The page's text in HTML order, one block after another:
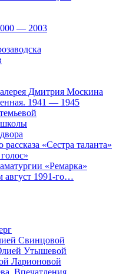
— 2003
Дмитрия Москина
1941 — 1945
школы
рассказа «Сестра таланта»
«Ремарка»
1991-го…
Свинцовой
Утышевой
Ларионовой